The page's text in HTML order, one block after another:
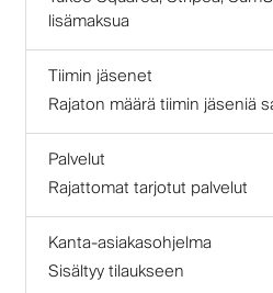
lisämaksua
Tiimin jäsenet
Rajaton määrä tiimin jäseniä
Palvelut
Rajattomat tarjotut palvelut
Kanta-asiakasohjelma
Sisältyy tilaukseen